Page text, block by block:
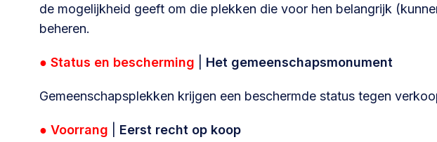
de mogelijkheid geeft om die plekken die voor hen belangrijk
beheren.
● Status en bescherming Het gemeenschapsmonument
Gemeenschapsplekken krijgen een beschermde status tegen
● Voorrang Eerst recht op koop